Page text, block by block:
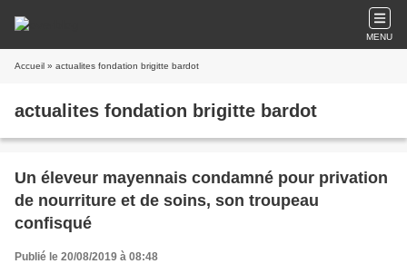
MENU
Accueil » actualites fondation brigitte bardot
actualites fondation brigitte bardot
Un éleveur mayennais condamné pour privation
de nourriture et de soins, son troupeau
confisqué
Publié le 20/08/2019 à 08:48